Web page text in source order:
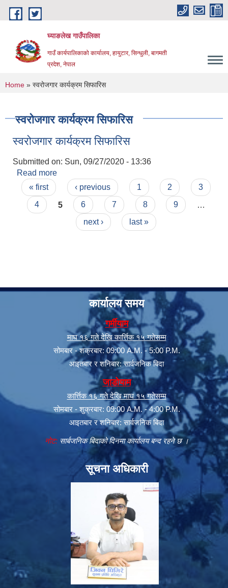
Skip to main content
घ्याङलेख गाउँपालिका
गाउँ कार्यपालिकाको कार्यालय, हायुटार, सिन्धुली, बागमती
प्रदेश, नेपाल
You are here
Home » स्वरोजगार कार्यक्रम सिफारिस
स्वरोजगार कार्यक्रम सिफारिस
स्वरोजगार कार्यक्रम सिफारिस
Submitted on: Sun, 09/27/2020 - 13:36
Read more
Pages
« first ‹ previous 1 2
3
4
5 6 7 8 9
next ›
last »
कार्यालय समय
गर्मीयाम
माघ १६ गते देखि कार्त्तिक १५ गतेसम्म
सोमबार - शक्रबार: 09:00 A.M. - 5:00 P.M.
आइतबार र शनिबार: सार्वजनिक बिदा
जाडोयाम
कार्त्तिक १६ गते देखि माघ १५ गतेसम्म
सोमबार - शुक्रबार: 09:00 A.M. - 4:00 P.M.
आइतबार र शनिबार: सार्वजनिक बिदा
नोट:सार्बजनिक बिदाको दिनमा कार्यालय बन्द रहने छ ।
सूचना अधिकारी